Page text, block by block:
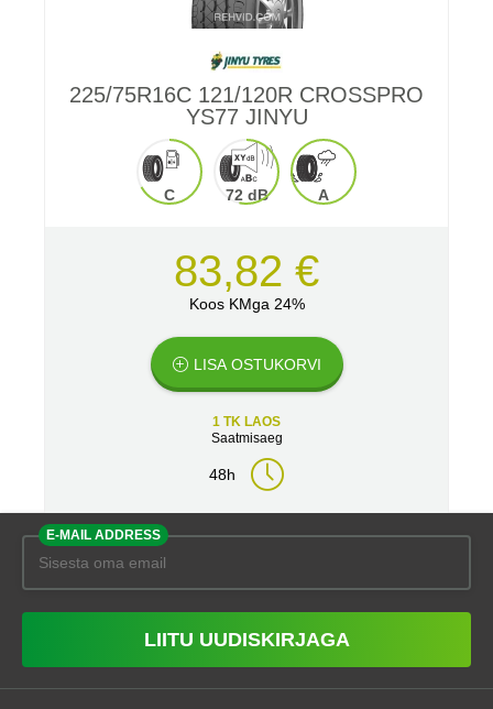
225/75R16C 121/120R CROSSPRO
YS77 JINYU
C 72 dB A
83,82 €
Koos KMga 24%
LISA OSTUKORVI
1 TK LAOS
Saatmisaeg
48h
E-MAIL ADDRESS
LIITU UUDISKIRJAGA